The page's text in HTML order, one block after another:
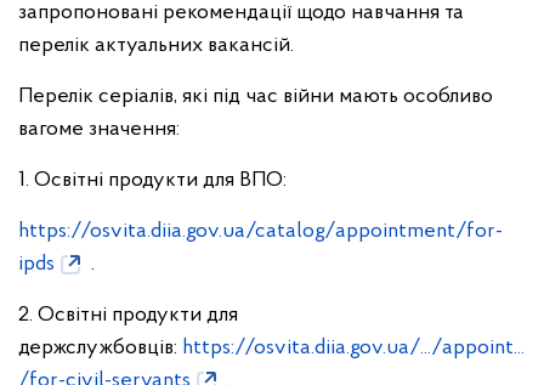
запропоновані рекомендації щодо навчання та
перелік актуальних вакансій.
Перелік серіалів, які під час війни мають особливо
вагоме значення:
1. Освітні продукти для ВПО:
https://osvita.diia.gov.ua/catalog/appointment/for-
ipds
.
2. Освітні продукти для
держслужбовців: https://osvita.diia.gov.ua/.../appoint...